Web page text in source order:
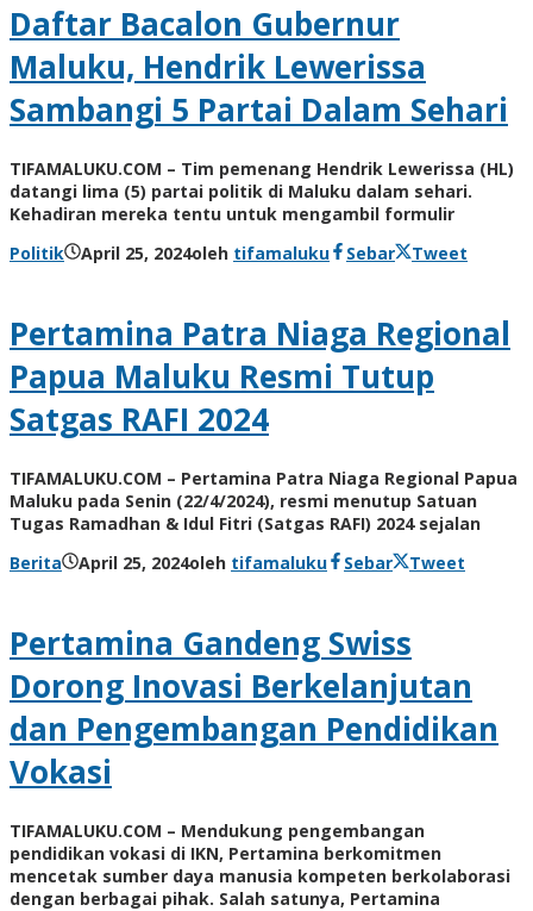
Daftar Bacalon Gubernur
Maluku, Hendrik Lewerissa
Sambangi 5 Partai Dalam Sehari
TIFAMALUKU.COM – Tim pemenang Hendrik Lewerissa (HL)
datangi lima (5) partai politik di Maluku dalam sehari.
Kehadiran mereka tentu untuk mengambil formulir
Politik
April 25, 2024oleh tifamaluku Sebar Tweet
Pertamina Patra Niaga Regional
Papua Maluku Resmi Tutup
Satgas RAFI 2024
TIFAMALUKU.COM – Pertamina Patra Niaga Regional Papua
Maluku pada Senin (22/4/2024), resmi menutup Satuan
Tugas Ramadhan & Idul Fitri (Satgas RAFI) 2024 sejalan
Berita
April 25, 2024oleh tifamaluku Sebar Tweet
Pertamina Gandeng Swiss
Dorong Inovasi Berkelanjutan
dan Pengembangan Pendidikan
Vokasi
TIFAMALUKU.COM – Mendukung pengembangan
pendidikan vokasi di IKN, Pertamina berkomitmen
mencetak sumber daya manusia kompeten berkolaborasi
dengan berbagai pihak. Salah satunya, Pertamina